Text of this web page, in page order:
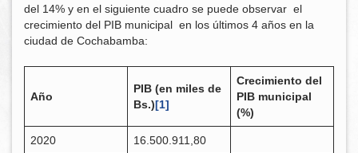
del 14% y en el siguiente cuadro se puede observar el
crecimiento del PIB municipal en los últimos 4 años en la
ciudad de Cochabamba:
Año
PIB (en miles de
Bs.)[1]
Crecimiento del
PIB municipal
(%)
2020 16.500.911,80